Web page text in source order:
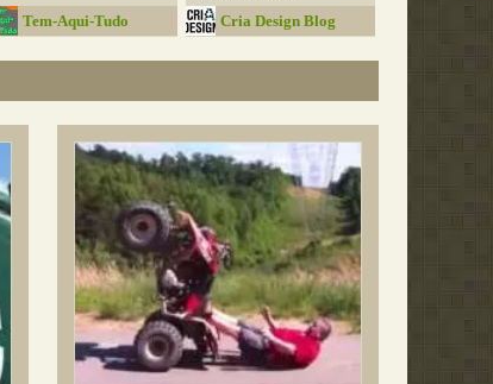
Tem-Aqui-Tudo
Cria Design Blog